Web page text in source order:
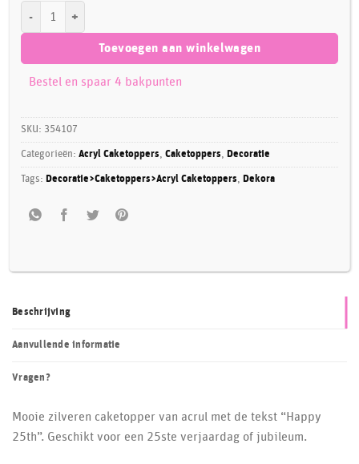
Toevoegen aan winkelwagen
Bestel en spaar 4 bakpunten
SKU: 354107
Categorieën:Acryl Caketoppers,Caketoppers, Decoratie
Tags: Decoratie>Caketoppers>Acryl Caketoppers, Dekora
Beschrijving
Aanvullende informatie
Vragen?
Mooie zilveren caketopper van acrul met de tekst “Happy
25th”. Geschikt voor een 25ste verjaardag of jubileum.